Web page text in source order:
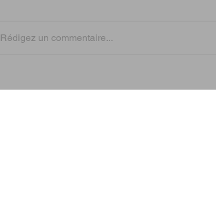
Rédigez un commentaire...